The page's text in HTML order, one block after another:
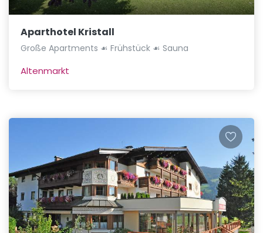
Aparthotel Kristall
Große Apartments ☙ Frühstück ☙ Sauna
Altenmarkt